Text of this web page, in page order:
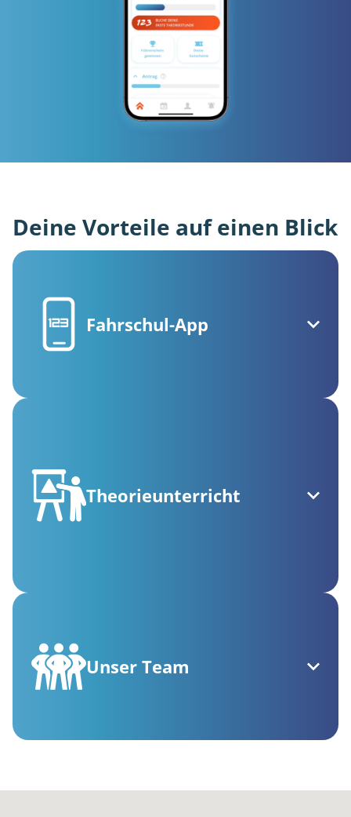
Deine Vorteile auf einen Blick
Fahrschul-App
Theorieunterricht
Unser Team